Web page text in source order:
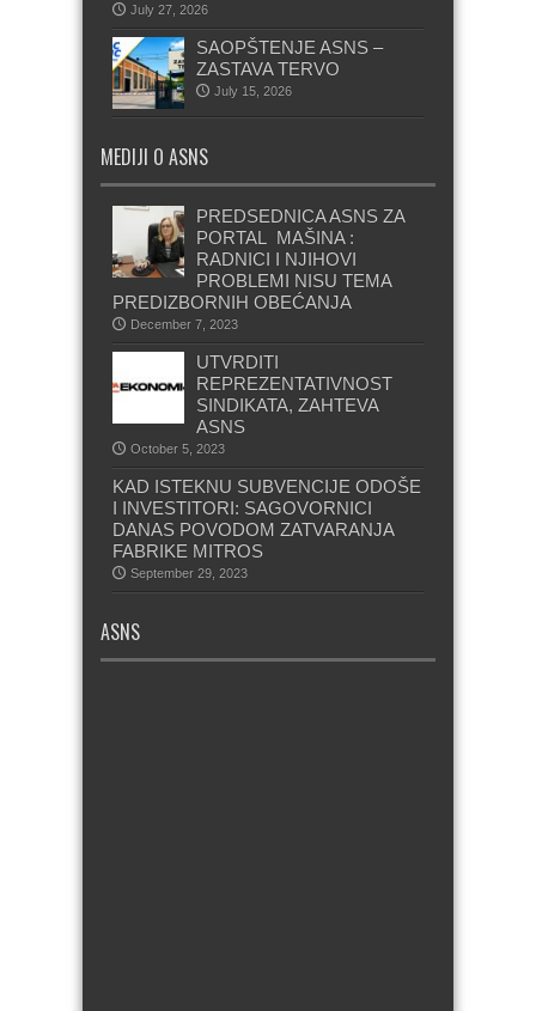
July 27, 2026
SAOPŠTENJE ASNS –
ZASTAVA TERVO
July 15, 2026
MEDIJI O ASNS
PREDSEDNICA ASNS ZA
PORTAL MAŠINA :
RADNICI I NJIHOVI
PROBLEMI NISU TEMA
PREDIZBORNIH OBEĆANJA
December 7, 2023
UTVRDITI
REPREZENTATIVNOST
SINDIKATA, ZAHTEVA
ASNS
October 5, 2023
KAD ISTEKNU SUBVENCIJE ODOŠE
I INVESTITORI: SAGOVORNICI
DANAS POVODOM ZATVARANJA
FABRIKE MITROS
September 29, 2023
ASNS